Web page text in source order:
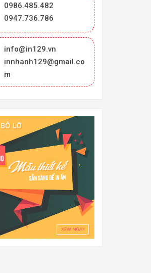
0986.485.482
0947.736.786
info@in129.vn
innhanh129@gmail.co
m